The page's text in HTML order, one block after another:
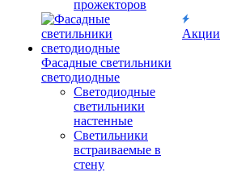
прожекторов
Фасадные светильники
светодиодные
Светодиодные
светильники
настенные
Светильники
встраиваемые в
стену
Акции